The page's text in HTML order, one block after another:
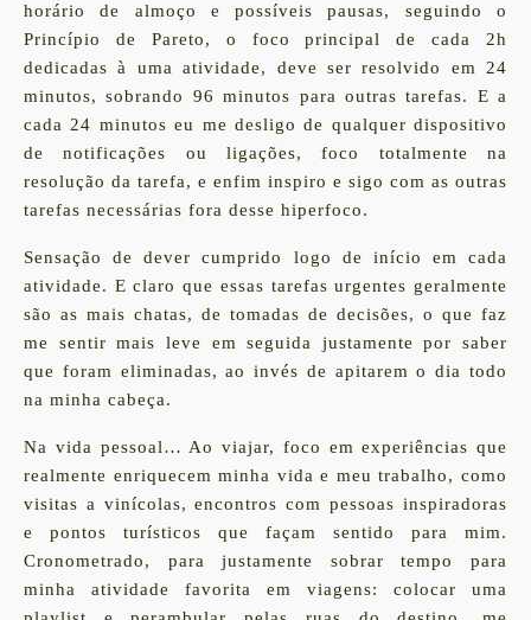
horário de almoço e possíveis pausas, seguindo o
Princípio de Pareto, o foco principal de cada 2h
dedicadas à uma atividade, deve ser resolvido em 24
minutos, sobrando 96 minutos para outras tarefas. E a
cada 24 minutos eu me desligo de qualquer dispositivo
de notificações ou ligações, foco totalmente na
resolução da tarefa, e enfim inspiro e sigo com as outras
tarefas necessárias fora desse hiperfoco.
Sensação de dever cumprido logo de início em cada
atividade. E claro que essas tarefas urgentes geralmente
são as mais chatas, de tomadas de decisões, o que faz
me sentir mais leve em seguida justamente por saber
que foram eliminadas, ao invés de apitarem o dia todo
na minha cabeça.
Na vida pessoal… Ao viajar, foco em experiências que
realmente enriquecem minha vida e meu trabalho, como
visitas a vinícolas, encontros com pessoas inspiradoras
e pontos turísticos que façam sentido para mim.
Cronometrado, para justamente sobrar tempo para
minha atividade favorita em viagens: colocar uma